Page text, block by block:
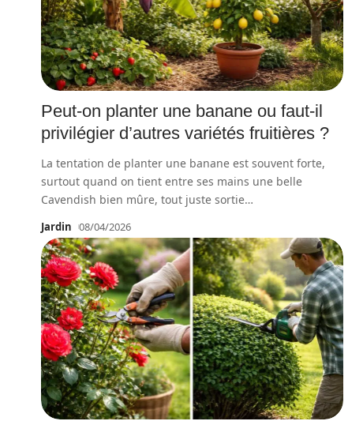
Peut-on planter une banane ou faut-il
privilégier d’autres variétés fruitières ?
La tentation de planter une banane est souvent forte,
surtout quand on tient entre ses mains une belle
Cavendish bien mûre, tout juste sortie…
Jardin 08/04/2026